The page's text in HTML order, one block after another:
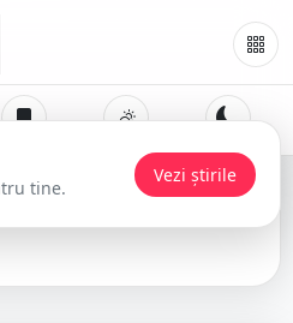
curent
tine.
Vezi știrile